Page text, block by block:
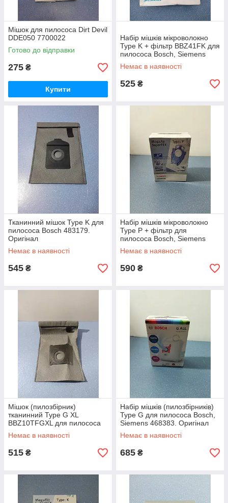
Мішок для пилососа Dirt Devil
DDE050 7700022
Готово до відправки
275 ₴
Купити
Набір мішків мікроволокно
Type K + фільтр BBZ41FK для
пилососа Bosch, Siemens
468265. Оригінал
Немає в наявності
525 ₴
Тканинний мішок Type K для
пилососа Bosch 483179.
Оригінал
Немає в наявності
545 ₴
Набір мішків мікроволокно
Type P + фільтр для
пилососа Bosch, Siemens
468264. Оригінал
Немає в наявності
590 ₴
Мішок (пилозбірник)
тканинний Type G XL
BBZ10TFGXL для пилососа
Bosch 577668. Оригінал
Немає в наявності
515 ₴
Набір мішків (пилозбірників)
Type G для пилососа Bosch,
Siemens 468383. Оригінал
Немає в наявності
685 ₴